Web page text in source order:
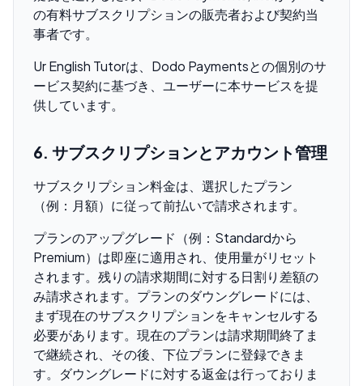
の有料サブスクリプションの販売者および契約当
事者です。
Ur English Tutorは、Dodo Paymentsとの個別のサ
ービス契約に基づき、ユーザーに本サービスを提
供しています。
6. サブスクリプションとアカウント管理
サブスクリプション料金は、選択したプラン
（例：月額）に従って前払いで請求されます。
プランのアップグレード（例：Standardから
Premium）は即座に適用され、使用量がリセット
されます。残りの請求期間に対する日割り差額の
み請求されます。プランのダウングレードには、
まず現在のサブスクリプションをキャンセルする
必要があります。現在のプランは請求期間終了ま
で継続され、その後、下位プランに登録できま
す。ダウングレードに対する返金は行っておりま